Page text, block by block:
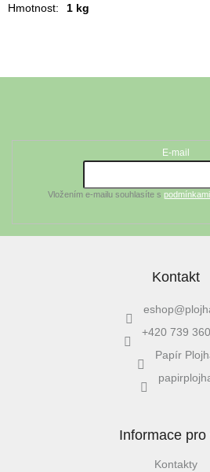
Hmotnost: 1 kg
E-mail
Vložením e-mailu souhlasíte s
Kontakt
eshop@
+420 739
Papír
Informace pro
Kontakty